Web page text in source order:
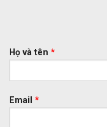
Họ và tên *
Email *